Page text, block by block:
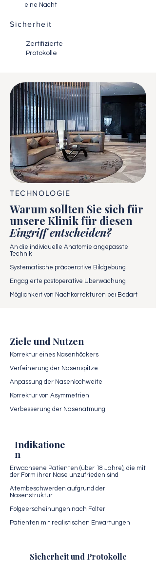
eine Nacht
Sicherheit
Zertifizierte
Protokolle
TECHNOLOGIE
Warum sollten Sie sich für
unsere Klinik für diesen
Eingriff entscheiden?
An die individuelle Anatomie angepasste
Technik
Systematische präoperative Bildgebung
Engagierte postoperative Überwachung
Möglichkeit von Nachkorrekturen bei Bedarf
Ziele und Nutzen
Korrektur eines Nasenhöckers
Verfeinerung der Nasenspitze
Anpassung der Nasenlochweite
Korrektur von Asymmetrien
Verbesserung der Nasenatmung
Indikatione
n
Erwachsene Patienten (über 18 Jahre), die mit
der Form ihrer Nase unzufrieden sind
Atembeschwerden aufgrund der
Nasenstruktur
Folgeerscheinungen nach Folter
Patienten mit realistischen Erwartungen
Sicherheit und Protokolle